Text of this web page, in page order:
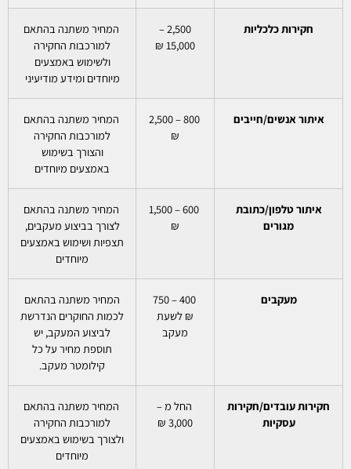
חקירות כלכליות
2,500 –
15,000 ₪
המחיר משתנה בהתאם
למורכבות החקירה
ולשימוש באמצעים
מיוחדים ומידע מודיעיני
איתור אנשים/חייבים
800 – 2,500
₪
המחיר משתנה בהתאם
למורכבות החקירה
והצורך בשימוש
באמצעים מיוחדים
איתור טלפון/כתובת
מגורים
600 – 1,500
₪
המחיר משתנה בהתאם
לצורך בביצוע מעקבים,
תצפיות ושימוש באמצעים
מיוחדים
מעקבים
400 – 750
₪ לשעת
מעקב
המחיר משתנה בהתאם
לכמות החוקרים הנדרשת
לביצוע המעקב, יש
תוספת מחיר על כל
קילומטר מעקב.
חקירות עובדים/חקירות
עסקיות
החל מ –
3,000 ₪
המחיר משתנה בהתאם
למורכבות החקירה
ולצורך בשימוש באמצעים
מיוחדים